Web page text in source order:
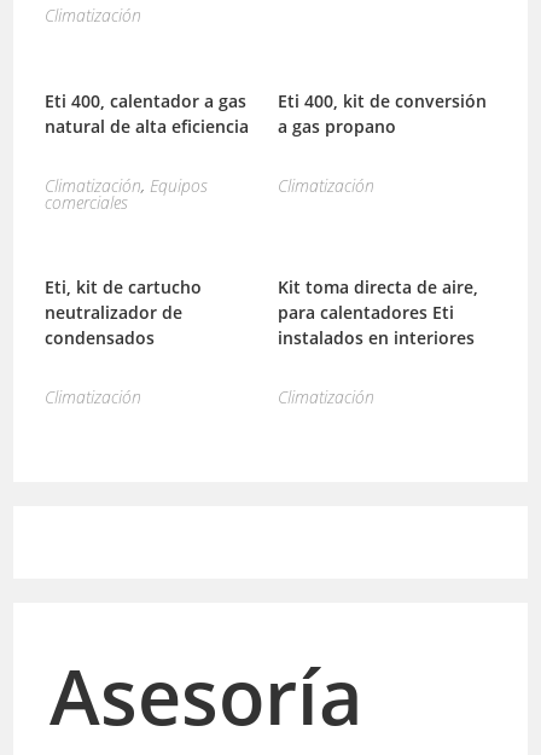
Climatización
Eti 400, calentador a gas
natural de alta eficiencia
Climatización, Equipos
comerciales
Eti 400, kit de conversión
a gas propano
Climatización
Eti, kit de cartucho
neutralizador de
condensados
Climatización
Kit toma directa de aire,
para calentadores Eti
instalados en interiores
Climatización
Asesoría